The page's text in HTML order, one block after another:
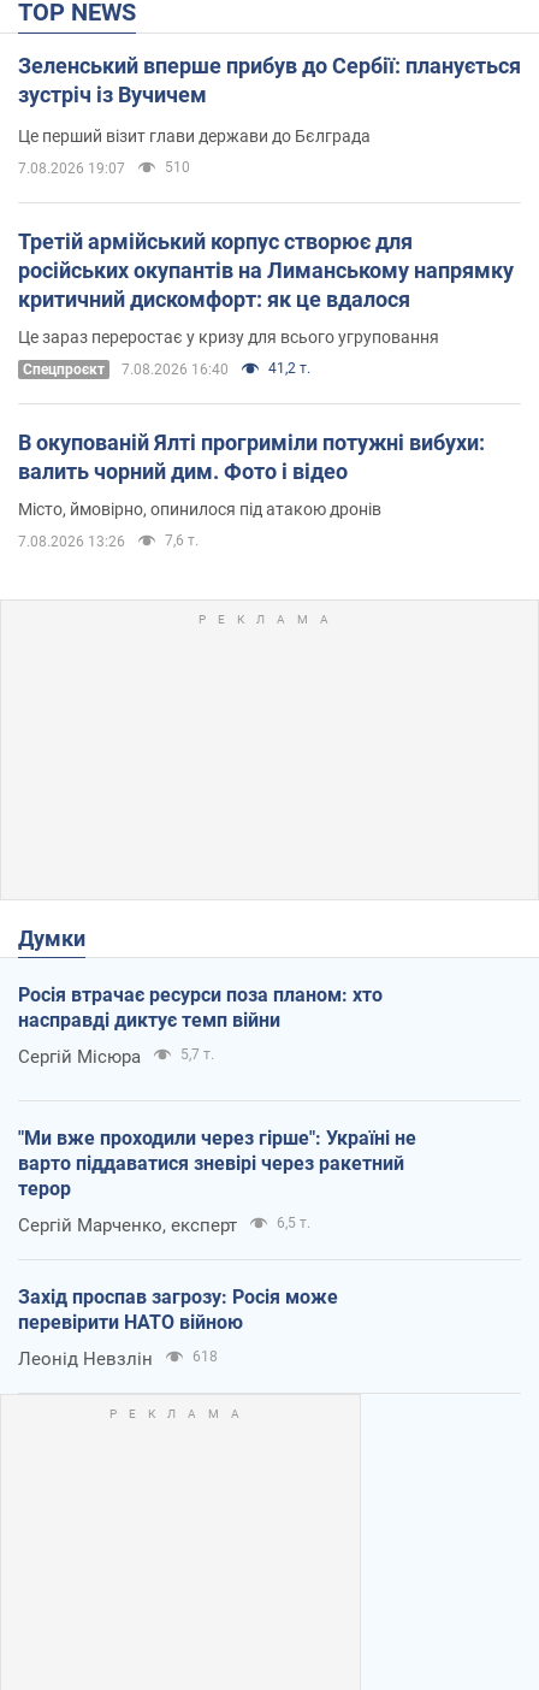
TOP NEWS
Зеленський вперше прибув до Сербії: планується
зустріч із Вучичем
Це перший візит глави держави до Бєлграда
7.08.2026 19:07 510
Третій армійський корпус створює для
російських окупантів на Лиманському напрямку
критичний дискомфорт: як це вдалося
Це зараз переростає у кризу для всього угруповання
Cпецпроєкт 7.08.2026 16:40 41,2 т.
В окупованій Ялті прогриміли потужні вибухи:
валить чорний дим. Фото і відео
Місто, ймовірно, опинилося під атакою дронів
7.08.2026 13:26 7,6 т.
Думки
Росія втрачає ресурси поза планом: хто
насправді диктує темп війни
Сергій Місюра 5,7 т.
"Ми вже проходили через гірше": Україні не
варто піддаватися зневірі через ракетний
терор
Сергій Марченко, експерт 6,5 т.
Захід проспав загрозу: Росія може
перевірити НАТО війною
Леонід Невзлін 618